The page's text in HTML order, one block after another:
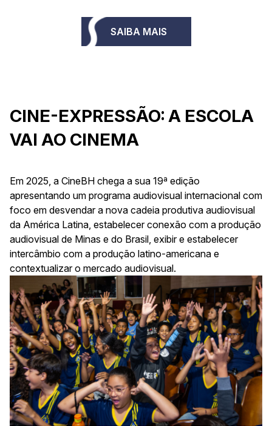
SAIBA MAIS
CINE-EXPRESSÃO: A ESCOLA
VAI AO CINEMA
Em 2025, a CineBH chega a sua 19ª edição
apresentando um programa audiovisual internacional com
foco em desvendar a nova cadeia produtiva audiovisual
da América Latina, estabelecer conexão com a produção
audiovisual de Minas e do Brasil, exibir e estabelecer
intercâmbio com a produção latino-americana e
contextualizar o mercado audiovisual.